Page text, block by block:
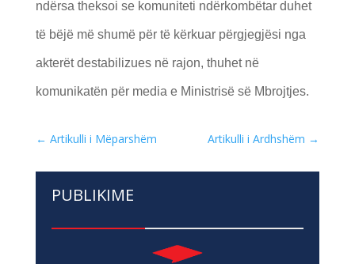
ndërsa theksoi se komuniteti ndërkombëtar duhet
të bëjë më shumë për të kërkuar përgjegjësi nga
akterët destabilizues në rajon, thuhet në
komunikatën për media e Ministrisë së Mbrojtjes.
← Artikulli i Mëparshëm Artikulli i Ardhshëm →
PUBLIKIME